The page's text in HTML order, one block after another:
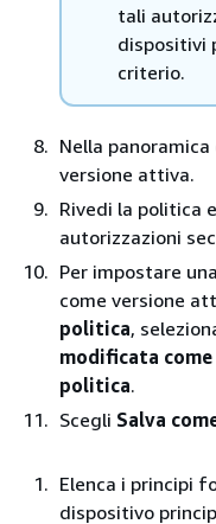
tali
dispositivi
criterio.
Nella
versione attiva.
Rivedi la politica
autorizzazioni
Per impostare
come versione
politica,
modificata
politica.
Scegli Salva
Elenca i principi
dispositivo